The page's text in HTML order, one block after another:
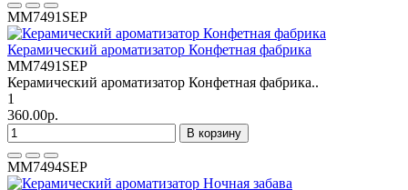
MM7491SEP
Керамический ароматизатор Конфетная фабрика
MM7491SEP
Керамический ароматизатор Конфетная фабрика..
1
360.00р.
В корзину
MM7494SEP